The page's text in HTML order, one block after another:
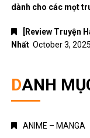
dành cho các mọt
[Review Truyện
Nhất October 3, 2025
DANH
ANIME – MANGA